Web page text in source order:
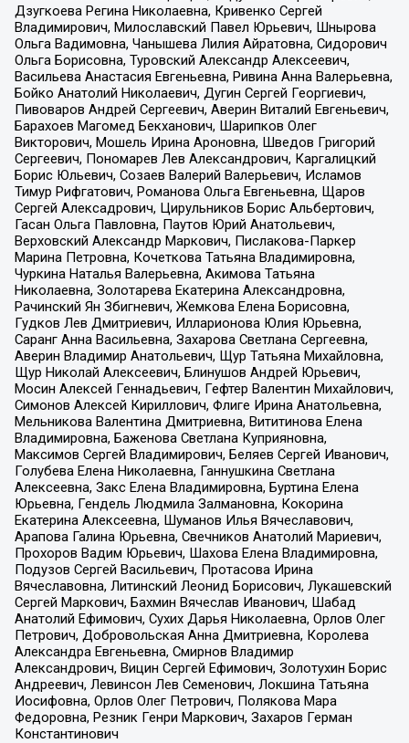
Дзугкоева Регина Николаевна, Кривенко Сергей
Владимирович, Милославский Павел Юрьевич, Шнырова
Ольга Вадимовна, Чанышева Лилия Айратовна, Сидорович
Ольга Борисовна, Туровский Александр Алексеевич,
Васильева Анастасия Евгеньевна, Ривина Анна Валерьевна,
Бойко Анатолий Николаевич, Дугин Сергей Георгиевич,
Пивоваров Андрей Сергеевич, Аверин Виталий Евгеньевич,
Барахоев Магомед Бекханович, Шарипков Олег
Викторович, Мошель Ирина Ароновна, Шведов Григорий
Сергеевич, Пономарев Лев Александрович, Каргалицкий
Борис Юльевич, Созаев Валерий Валерьевич, Исламов
Тимур Рифгатович, Романова Ольга Евгеньевна, Щаров
Сергей Алексадрович, Цирульников Борис Альбертович,
Гасан Ольга Павловна, Паутов Юрий Анатольевич,
Верховский Александр Маркович, Пислакова-Паркер
Марина Петровна, Кочеткова Татьяна Владимировна,
Чуркина Наталья Валерьевна, Акимова Татьяна
Николаевна, Золотарева Екатерина Александровна,
Рачинский Ян Збигневич, Жемкова Елена Борисовна,
Гудков Лев Дмитриевич, Илларионова Юлия Юрьевна,
Саранг Анна Васильевна, Захарова Светлана Сергеевна,
Аверин Владимир Анатольевич, Щур Татьяна Михайловна,
Щур Николай Алексеевич, Блинушов Андрей Юрьевич,
Мосин Алексей Геннадьевич, Гефтер Валентин Михайлович,
Симонов Алексей Кириллович, Флиге Ирина Анатольевна,
Мельникова Валентина Дмитриевна, Вититинова Елена
Владимировна, Баженова Светлана Куприяновна,
Максимов Сергей Владимирович, Беляев Сергей Иванович,
Голубева Елена Николаевна, Ганнушкина Светлана
Алексеевна, Закс Елена Владимировна, Буртина Елена
Юрьевна, Гендель Людмила Залмановна, Кокорина
Екатерина Алексеевна, Шуманов Илья Вячеславович,
Арапова Галина Юрьевна, Свечников Анатолий Мариевич,
Прохоров Вадим Юрьевич, Шахова Елена Владимировна,
Подузов Сергей Васильевич, Протасова Ирина
Вячеславовна, Литинский Леонид Борисович, Лукашевский
Сергей Маркович, Бахмин Вячеслав Иванович, Шабад
Анатолий Ефимович, Сухих Дарья Николаевна, Орлов Олег
Петрович, Добровольская Анна Дмитриевна, Королева
Александра Евгеньевна, Смирнов Владимир
Александрович, Вицин Сергей Ефимович, Золотухин Борис
Андреевич, Левинсон Лев Семенович, Локшина Татьяна
Иосифовна, Орлов Олег Петрович, Полякова Мара
Федоровна, Резник Генри Маркович, Захаров Герман
Константинович